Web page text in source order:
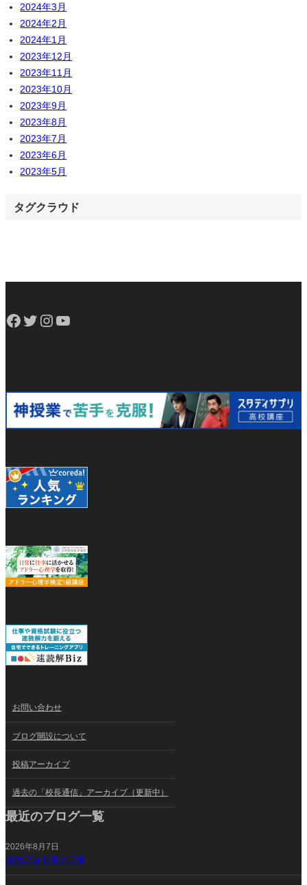
2024年3月
2024年2月
2024年1月
2023年12月
2023年11月
2023年10月
2023年9月
2023年8月
2023年7月
2023年6月
2023年5月
タグクラウド
Facebook Twitter Instagram YouTube
お問い合わせ
ブログ開設について
投稿アーカイブ
過去の「校長通信」アーカイブ（更新中）
最近のブログ一覧
2026年8月7日
遺族記者会見の記事